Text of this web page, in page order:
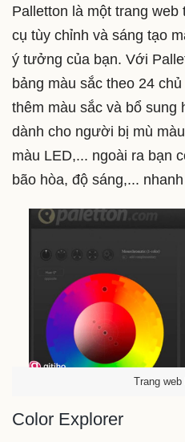
Palletton là một trang
cụ tùy chỉnh và sáng tạo
ý tưởng của bạn. Với
bảng màu sắc theo 24
thêm màu sắc và bổ sung
dành cho người bị mù
màu LED,... ngoài ra bạn
bão hòa, độ sáng,...
Trang
Color Explorer